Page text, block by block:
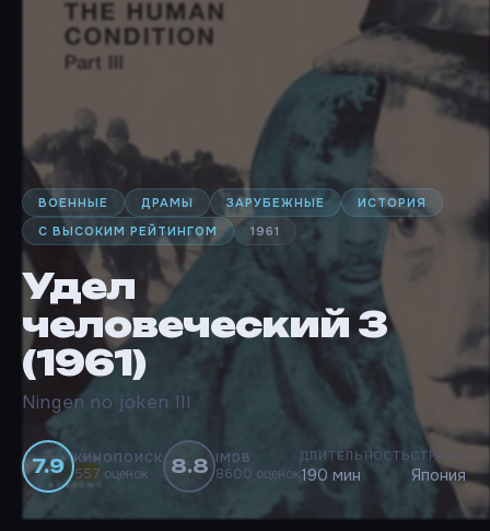
ВОЕННЫЕ ДРАМЫ ЗАРУБЕЖНЫЕ
ИСТОРИЯ
С ВЫСОКИМ РЕЙТИНГОМ
1961
Удел
человеческий 3
(1961)
Ningen no joken III
7.9 КИНОПОИСК
557 оценок 8.8 IMDB
8600 оценок
ДЛИТЕЛЬНОСТЬ
190 мин
СТРАНЫ
Япония